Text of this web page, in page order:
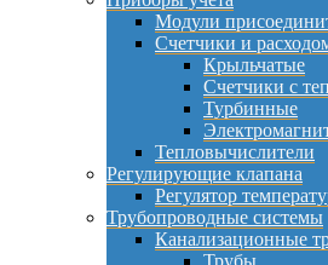
Модули
Счетчики и
Крыльчатые
Счетчики с
Турбинные
Тепловычислители
Регулирующие клапана
Регулятор
Трубопроводные системы
Канализационные